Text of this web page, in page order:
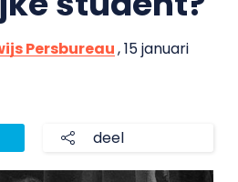
Persbureau, 15 januari
deel